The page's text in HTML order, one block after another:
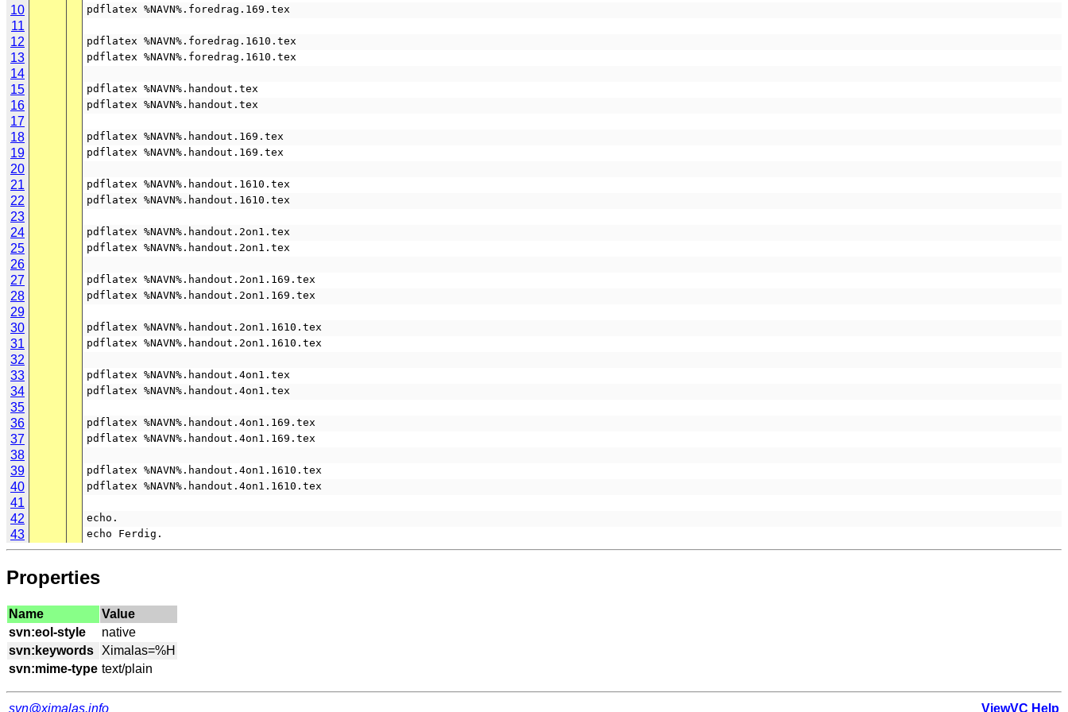
10
pdflatex %NAVN%.foredrag.169.tex
11
12
pdflatex %NAVN%.foredrag.1610.tex
13 pdflatex %NAVN%.foredrag.1610.tex
14
15
pdflatex %NAVN%.handout.tex
16 pdflatex %NAVN%.handout.tex
17
18
pdflatex %NAVN%.handout.169.tex
19 pdflatex %NAVN%.handout.169.tex
20
21
pdflatex %NAVN%.handout.1610.tex
22 pdflatex %NAVN%.handout.1610.tex
23
24
pdflatex %NAVN%.handout.2on1.tex
25 pdflatex %NAVN%.handout.2on1.tex
26
27
pdflatex %NAVN%.handout.2on1.169.tex
28 pdflatex %NAVN%.handout.2on1.169.tex
29
30
pdflatex %NAVN%.handout.2on1.1610.tex
31 pdflatex %NAVN%.handout.2on1.1610.tex
32
33
pdflatex %NAVN%.handout.4on1.tex
34 pdflatex %NAVN%.handout.4on1.tex
35
36
pdflatex %NAVN%.handout.4on1.169.tex
37 pdflatex %NAVN%.handout.4on1.169.tex
38
39
pdflatex %NAVN%.handout.4on1.1610.tex
40 pdflatex %NAVN%.handout.4on1.1610.tex
41
42
echo.
43 echo Ferdig.
Properties
Name
Value
svn:eol-style
svn:keywords
svn:mime-type
svn@ximalas.info ViewVC Help